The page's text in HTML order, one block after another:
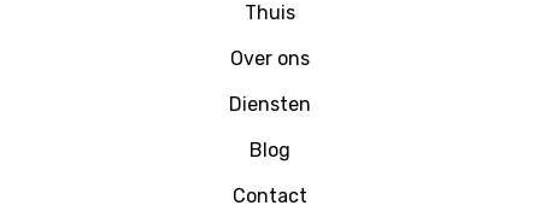
Thuis
Over ons
Diensten
Blog
Contact